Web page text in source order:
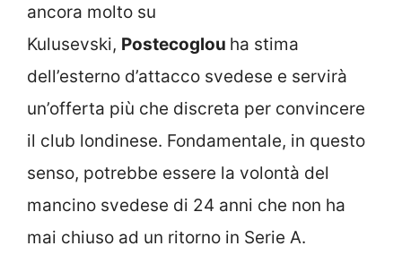
ancora molto su
Kulusevski, Postecoglou ha stima
dell’esterno d’attacco svedese e servirà
un’offerta più che discreta per convincere
il club londinese. Fondamentale, in questo
senso, potrebbe essere la volontà del
mancino svedese di 24 anni che non ha
mai chiuso ad un ritorno in Serie A.